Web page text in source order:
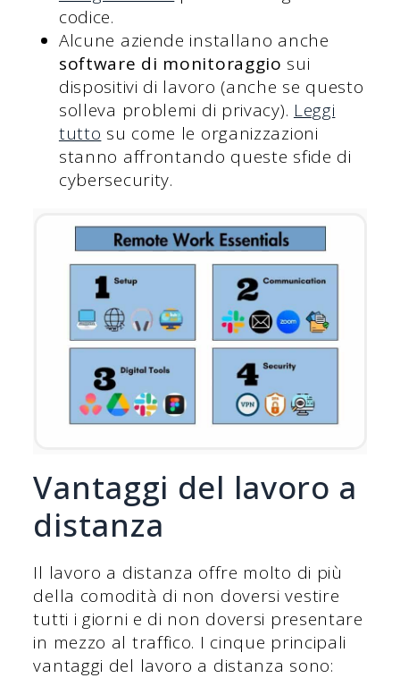
codice.
Alcune aziende installano anche
software di monitoraggio sui
dispositivi di lavoro (anche se questo
solleva problemi di privacy). Leggi
tutto su come le organizzazioni
stanno affrontando queste sfide di
cybersecurity.
Vantaggi del lavoro a
distanza
Il lavoro a distanza offre molto di più
della comodità di non doversi vestire
tutti i giorni e di non doversi presentare
in mezzo al traffico. I cinque principali
vantaggi del lavoro a distanza sono: